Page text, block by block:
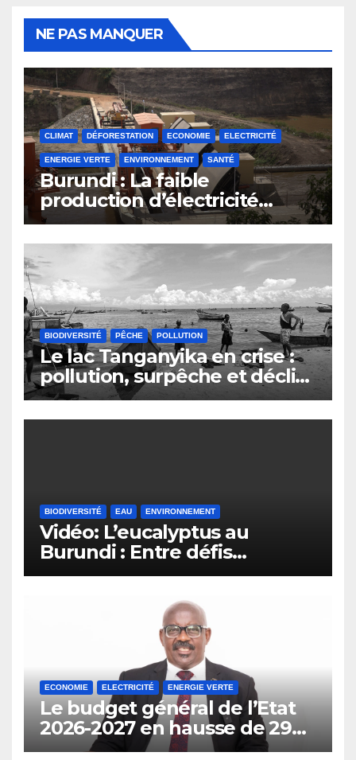
NE PAS MANQUER
CLIMAT DÉFORESTATION ECONOMIE ELECTRICITÉ
ENERGIE VERTE ENVIRONNEMENT SANTÉ
Burundi : La faible
production d’électricité
compromet le plan
d’émergence
BIODIVERSITÉ PÊCHE POLLUTION
Le lac Tanganyika en crise :
pollution, surpêche et déclin
du secteur de la pêche au
Burundi
BIODIVERSITÉ EAU ENVIRONNEMENT
Vidéo: L’eucalyptus au
Burundi : Entre défis
environnementaux et
économiques.
ECONOMIE ELECTRICITÉ ENERGIE VERTE
Le budget général de l’Etat
2026-2027 en hausse de 29%
prévoit l’interdiction de